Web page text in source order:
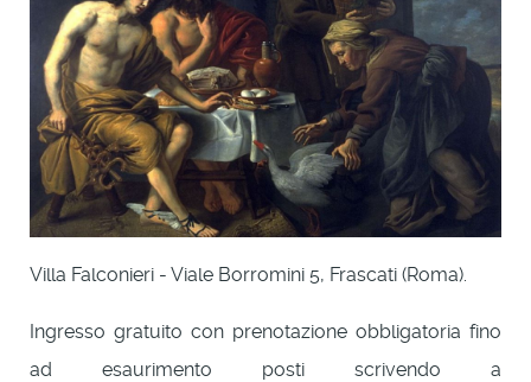
Villa Falconieri - Viale Borromini 5, Frascati (Roma).
Ingresso gratuito con prenotazione obbligatoria fino
ad esaurimento posti scrivendo a